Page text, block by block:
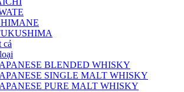
cả
BLENDED WHISKY
SINGLE MALT WHISKY
PURE MALT WHISKY